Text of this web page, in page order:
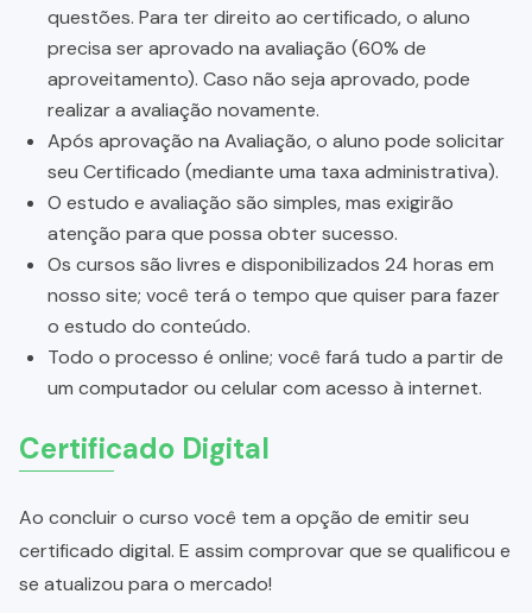
questões. Para ter direito ao certificado, o aluno
precisa ser aprovado na avaliação (60% de
aproveitamento). Caso não seja aprovado, pode
realizar a avaliação novamente.
Após aprovação na Avaliação, o aluno pode solicitar
seu Certificado (mediante uma taxa administrativa).
O estudo e avaliação são simples, mas exigirão
atenção para que possa obter sucesso.
Os cursos são livres e disponibilizados 24 horas em
nosso site; você terá o tempo que quiser para fazer
o estudo do conteúdo.
Todo o processo é online; você fará tudo a partir de
um computador ou celular com acesso à internet.
Certificado Digital
Ao concluir o curso você tem a opção de emitir seu
certificado digital. E assim comprovar que se qualificou e
se atualizou para o mercado!